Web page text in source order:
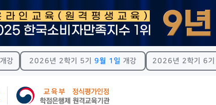
개강 2026년 2학기 5기 9월 1일 개강 2026년 2학기 6기